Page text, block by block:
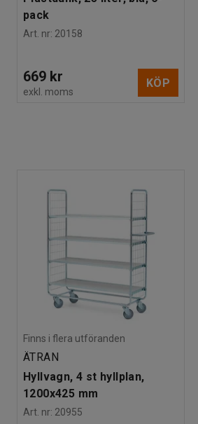
Vikt: 34 kg
Montering
pack
Art. nr: 20158
669 kr
exkl. moms
KÖP
Finns i flera utföranden
ÄTRAN
Hyllvagn, 4 st hyllplan,
1200x425 mm
Art. nr: 20955